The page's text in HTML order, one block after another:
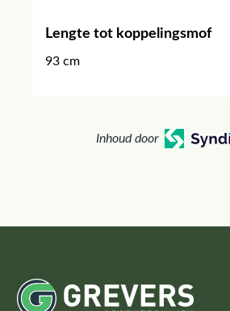
Lengte tot koppelingsmof
93 cm
Inhoud door